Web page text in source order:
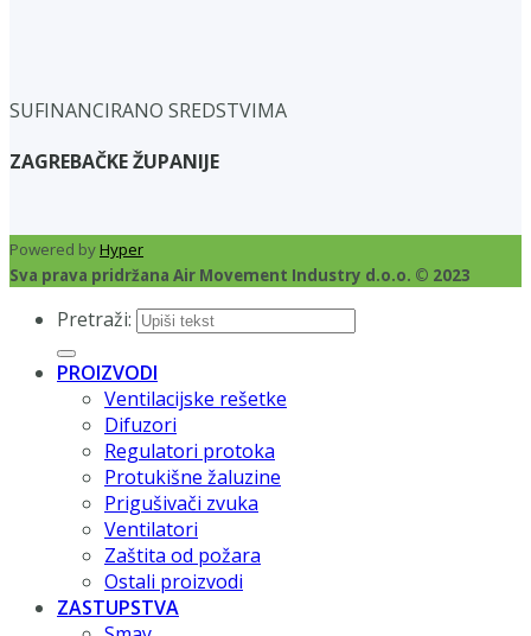
SUFINANCIRANO SREDSTVIMA
ZAGREBAČKE ŽUPANIJE
Powered byHyper
Sva prava pridržana Air Movement Industry d.o.o. © 2023
Pretraži:
PROIZVODI
Ventilacijske rešetke
Difuzori
Regulatori protoka
Protukišne žaluzine
Prigušivači zvuka
Ventilatori
Zaštita od požara
Ostali proizvodi
ZASTUPSTVA